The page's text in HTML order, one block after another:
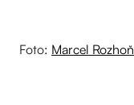
Foto: Marcel Rozhoň